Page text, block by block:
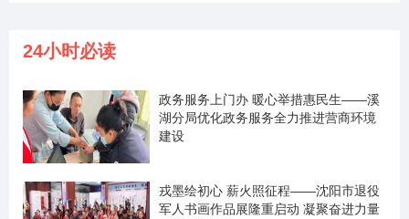
24小时必读
政务服务上门办 暖心举措惠民生——溪
湖分局优化政务服务全力推进营商环境
建设
戎墨绘初心 薪火照征程——沈阳市退役
军人书画作品展隆重启动 凝聚奋进力量